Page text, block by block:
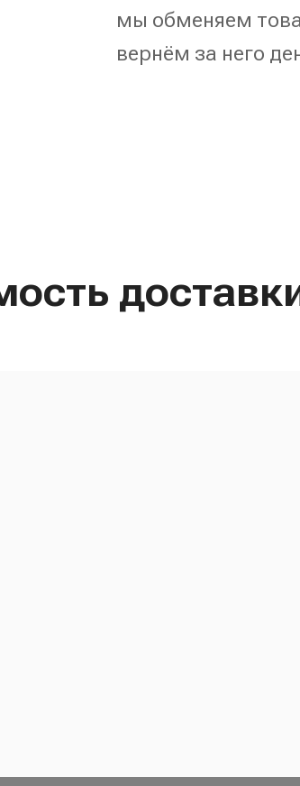
мы обменяем
вернём за него